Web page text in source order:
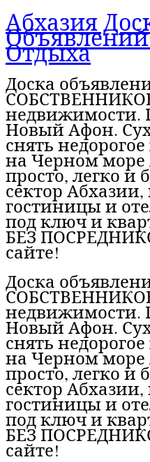
Абхазия
Отдыха
Доска
недвижимости.
Новый Афон.
снять
на Черном
просто, легко и
сектор
гостиницы и
под ключ и
БЕЗ
сайте!
Доска
недвижимости.
Новый Афон.
снять
на Черном
просто, легко и
сектор
гостиницы и
под ключ и
БЕЗ
сайте!